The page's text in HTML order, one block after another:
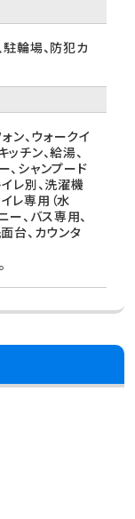
駐輪場、防犯カ
ン、ウォークイ
チン、給湯、
、シャンプード
イレ別、洗濯機
レ専用（水
ー、バス専用、
台、カウンタ